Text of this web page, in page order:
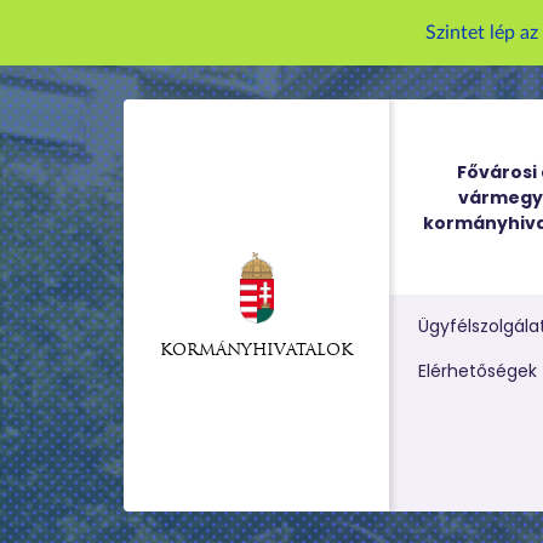
Szintet lép
KORMÁNYHIVATALOK
Fővárosi
Kereső
Elérhetőségek